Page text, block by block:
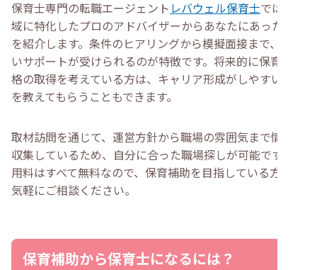
保育士専門の転職エージェント レバウェル保育士では、地
域に特化したプロのアドバイザーからあなたにあった求人
を紹介します。条件のヒアリングから模擬面接まで、手厚
いサポートが受けられるのが特徴です。将来的に保育士資
格の取得を考えている方は、キャリア形成がしやすい職場
を教えてもらうこともできます。
取材訪問を通じて、運営方針から職場の雰囲気まで情報を
収集しているため、自分に合った職場探しが可能です。利
用料はすべて無料なので、保育補助を目指している方はお
気軽にご相談ください。
保育補助から保育士になるには？